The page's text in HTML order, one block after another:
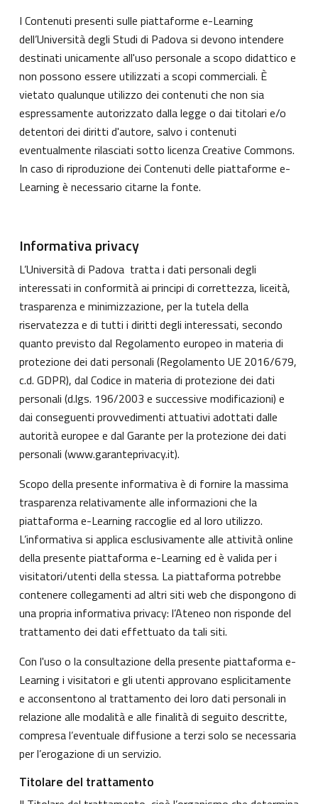
I Contenuti presenti sulle piattaforme e-Learning
dell’Università degli Studi di Padova si devono intendere
destinati unicamente all'uso personale a scopo didattico e
non possono essere utilizzati a scopi commerciali. È
vietato qualunque utilizzo dei contenuti che non sia
espressamente autorizzato dalla legge o dai titolari e/o
detentori dei diritti d'autore, salvo i contenuti
eventualmente rilasciati sotto licenza Creative Commons.
In caso di riproduzione dei Contenuti delle piattaforme e-
Learning è necessario citarne la fonte.
Informativa privacy
L’Università di Padova tratta i dati personali degli
interessati in conformità ai principi di correttezza, liceità,
trasparenza e minimizzazione, per la tutela della
riservatezza e di tutti i diritti degli interessati, secondo
quanto previsto dal Regolamento europeo in materia di
protezione dei dati personali (Regolamento UE 2016/679,
c.d. GDPR), dal Codice in materia di protezione dei dati
personali (d.lgs. 196/2003 e successive modificazioni) e
dai conseguenti provvedimenti attuativi adottati dalle
autorità europee e dal Garante per la protezione dei dati
personali (www.garanteprivacy.it).
Scopo della presente informativa è di fornire la massima
trasparenza relativamente alle informazioni che la
piattaforma e-Learning raccoglie ed al loro utilizzo.
L’informativa si applica esclusivamente alle attività online
della presente piattaforma e-Learning ed è valida per i
visitatori/utenti della stessa. La piattaforma potrebbe
contenere collegamenti ad altri siti web che dispongono di
una propria informativa privacy: l’Ateneo non risponde del
trattamento dei dati effettuato da tali siti.
Con l'uso o la consultazione della presente piattaforma e-
Learning i visitatori e gli utenti approvano esplicitamente
e acconsentono al trattamento dei loro dati personali in
relazione alle modalità e alle finalità di seguito descritte,
compresa l’eventuale diffusione a terzi solo se necessaria
per l’erogazione di un servizio.
Titolare del trattamento